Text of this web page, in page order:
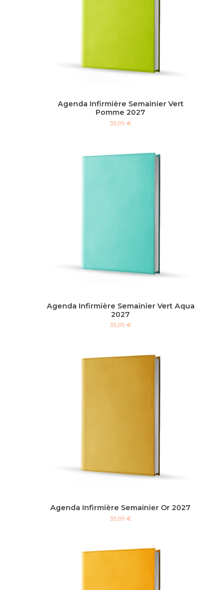
Agenda Infirmière Semainier Vert
Pomme 2027
35,99 €
Agenda Infirmière Semainier Vert Aqua
2027
35,99 €
Agenda Infirmière Semainier Or 2027
35,99 €